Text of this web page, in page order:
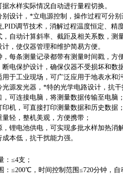
水样实际情况自动进行量程切换。
设计，*立电源控制，操作过程可分别
调节技术，消解过程温度恒定、精
自动计算斜率、截距及相关系数，测
，使仪器管理和维护简易方便。
每条测量记录都带有测量时间戳，方
电保护设计，确保仪器不受损坏和数
于工业现场，可广泛应用于地表水和
源发光器，*特的光学电路设计，抗
可连接电脑，将测量数据传输至电脑；
机，可直接打印测量数据和历史数据；
轻，整机美观，方便携带；
锂电池供电，可实现多批水样加热消
本低，抗干扰能力强。
：≤4支；
：≤200℃，时间控制范围≤720分钟，自